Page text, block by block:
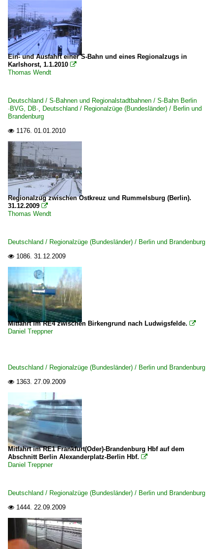
Ein- und Ausfahrt einer S-Bahn und eines Regionalzugs in
Karlshorst, 1.1.2010 
Thomas Wendt
Deutschland / S-Bahnen und Regionalstadtbahnen / S-Bahn Berlin
·BVG, DB·, Deutschland / Regionalzüge (Bundesländer) / Berlin und
Brandenburg
 1176. 01.01.2010
Regionalzug zwischen Ostkreuz und Rummelsburg (Berlin).
31.12.2009 
Thomas Wendt
Deutschland / Regionalzüge (Bundesländer) / Berlin und Brandenburg
 1086. 31.12.2009
Mitfahrt im RE4 zwischen Birkengrund nach Ludwigsfelde. 
Daniel Treppner
Deutschland / Regionalzüge (Bundesländer) / Berlin und Brandenburg
 1363. 27.09.2009
Mitfahrt im RE1 Frankfurt(Oder)-Brandenburg Hbf auf dem
Abschnitt Berlin Alexanderplatz-Berlin Hbf. 
Daniel Treppner
Deutschland / Regionalzüge (Bundesländer) / Berlin und Brandenburg
 1444. 22.09.2009